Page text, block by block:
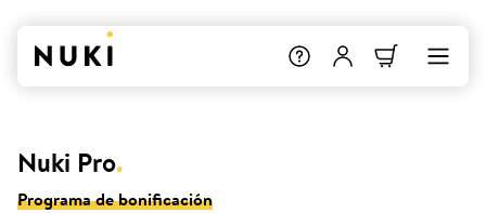
Nuki Pro.
Programa de bonificación